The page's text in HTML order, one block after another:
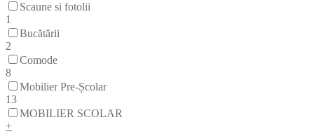
Scaune si fotolii
1
Bucătării
2
Comode
8
Mobilier Pre-Școlar
13
MОBILIER SCОLAR
+